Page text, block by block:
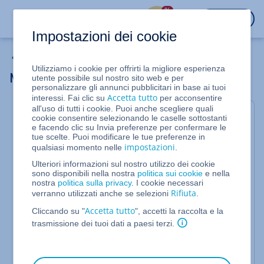
%
Modificare una regola firewall
Per Server Cloud, Server Virtuale Cloud,
Server Dedicati e Server dedicati in
offerta speciale gestiti nel Cloud Panel
In questo articolo ti spieghiamo come modificare
una regola firewall. Per farlo, procedi come segue:
Nella barra del titolo, fai clic su
Menu > Server & Cloud
quello desiderato.
Impostazioni dei cookie
Utilizziamo i cookie per offrirti la migliore esperienza
utente possibile sul nostro sito web e per
personalizzare gli annunci pubblicitari in base ai tuoi
interessi. Fai clic suAccetta tutto per acconsentire
all'uso di tutti i cookie. Puoi anche scegliere quali
cookie consentire selezionando le caselle sottostanti
e facendo clic su Invia preferenze per confermare le
tue scelte. Puoi modificare le tue preferenze in
qualsiasi momento nelle impostazioni
Ulteriori informazioni sul nostro utilizzo dei cookie
sono disponibili nella nostra politica sui cookie e nella
nostra politica sulla privacy. I cookie necessari
verranno utilizzati anche se selezioni Rifiuta
Cliccando su "Accetta tutto", accetti la raccolta e la
trasmissione dei tuoi dati a paesi terzi.